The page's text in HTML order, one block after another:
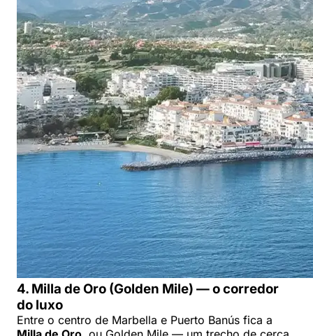
4. Milla de Oro (Golden Mile) — o corredor
do luxo
Entre o centro de Marbella e Puerto Banús fica a